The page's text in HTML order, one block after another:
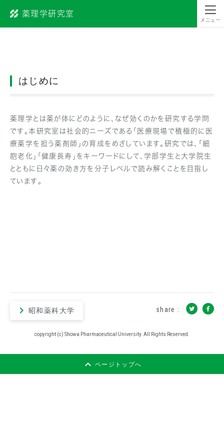
昭和薬科大学
薬理学研究室
メニュー
はじめに
薬理学とは薬が体にどのように、なぜ効くのかを研究する学問
です。本研究室は社会的ニーズである「医療現場で積極的に医
療薬学を担う薬剤師」の育成をめざしています。研究では、「細
胞老化」「健康長寿」をキーワードにして、学部学生と大学院生
とともに日々薬の効き方を分子レベルで読み解くことを目指し
ています。
昭和薬科大学 share :
copyright (c) Showa Pharmaceutical University. All Rights Reserved.
ページトップへ